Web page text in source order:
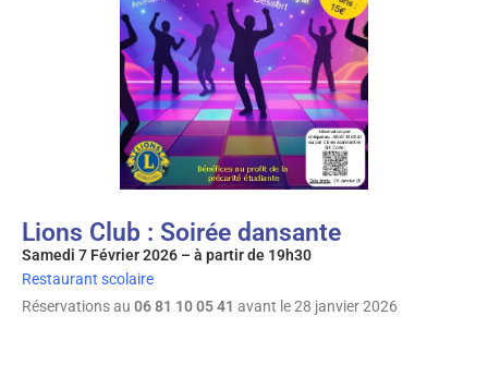
Lions Club : Soirée dansante
Samedi 7 Février 2026 – à partir de 19h30
Restaurant scolaire
Réservations au 06 81 10 05 41 avant le 28 janvier 2026